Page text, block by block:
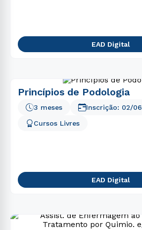
EAD Digital
Princípios de Podologia
Cursos Livres
3 meses Inscrição: 02/06
EAD Digital